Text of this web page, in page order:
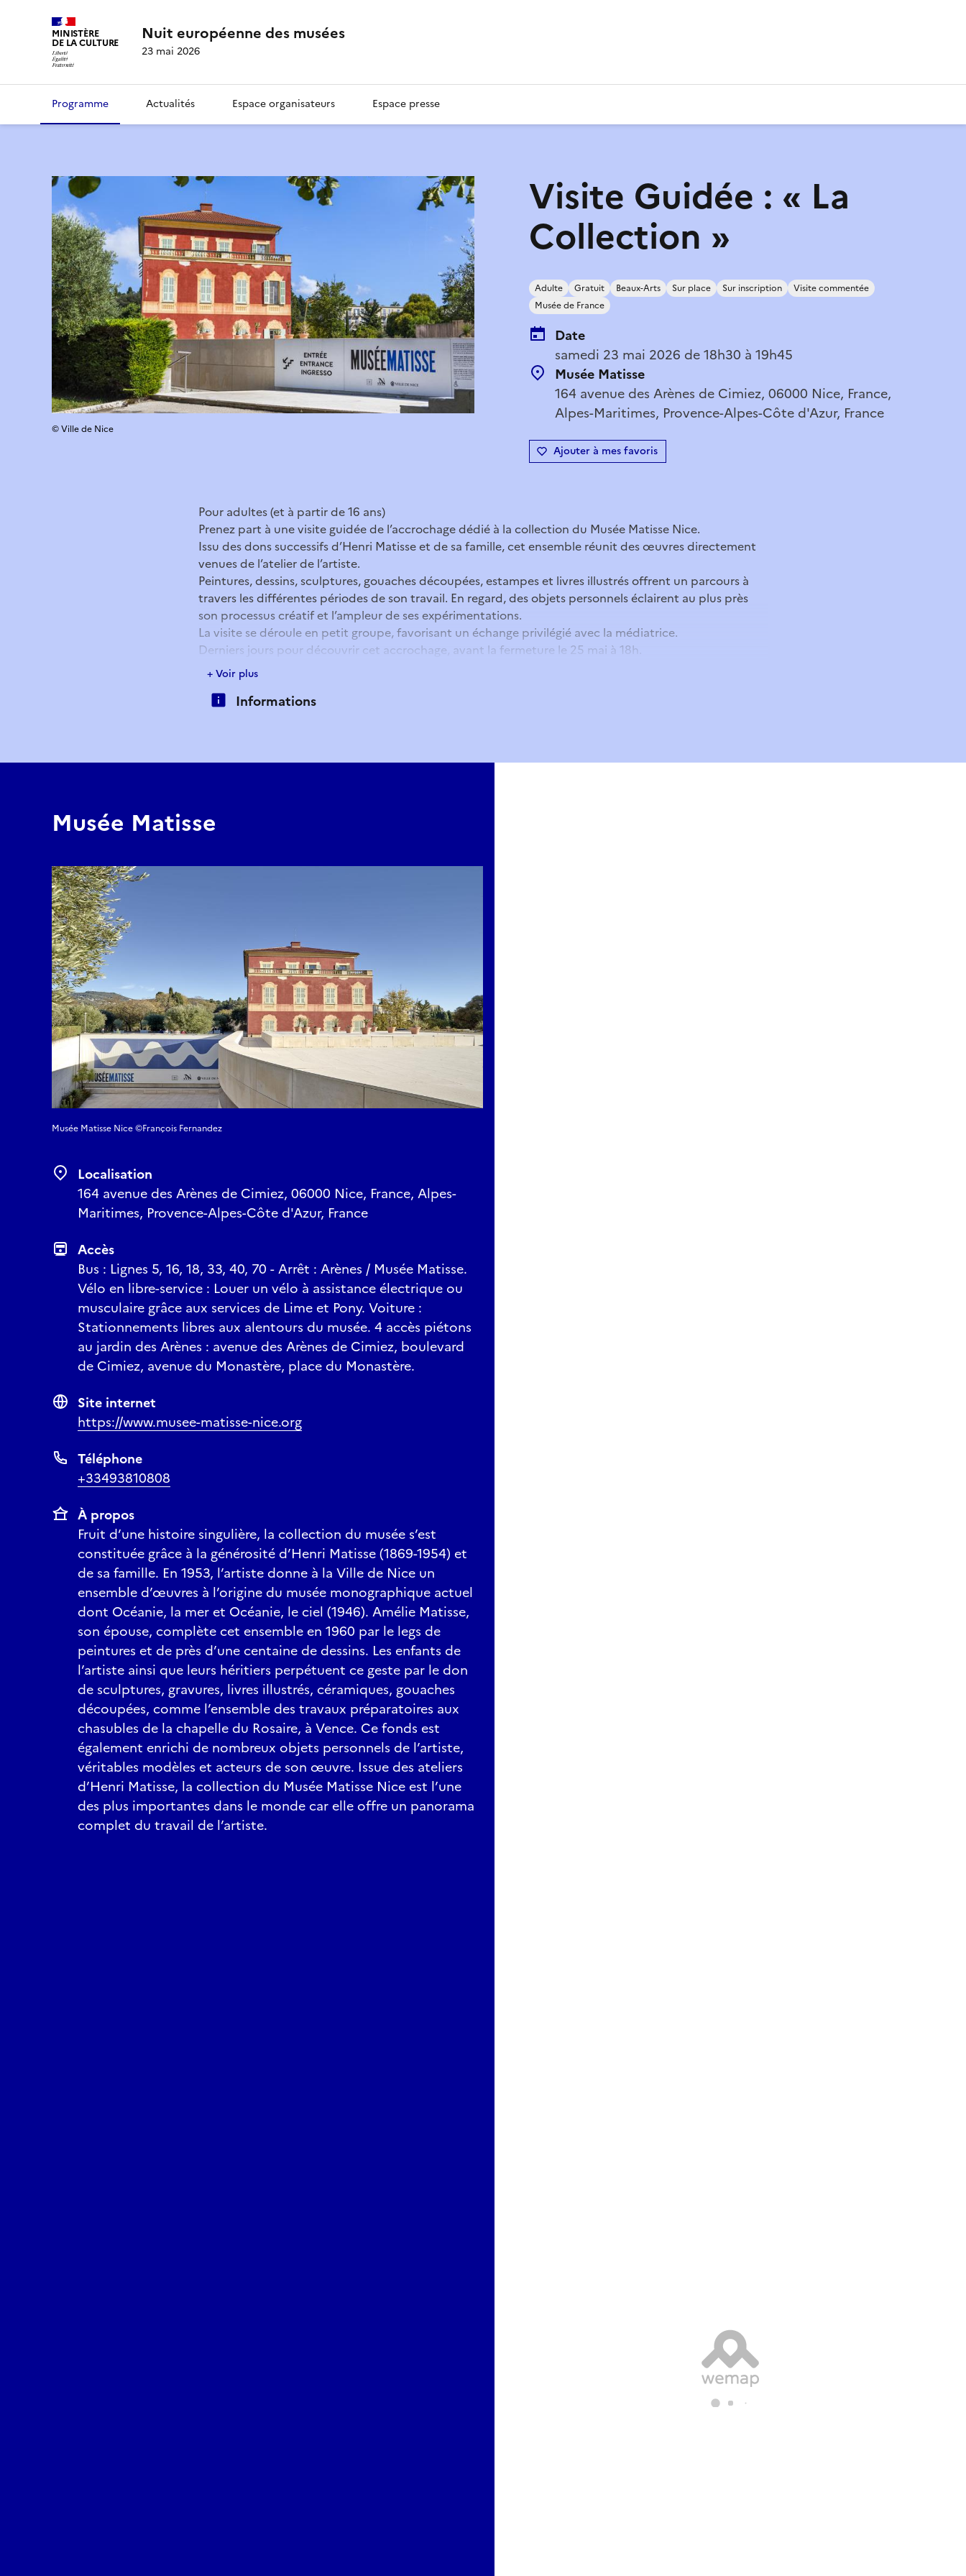
MINISTÈRE
DE LA CULTURE Nuit européenne des musées
23 mai 2026
Programme Actualités Espace organisateurs Espace presse
Visite Guidée : « La
Collection »
Adulte Gratuit Beaux-Arts Sur place Sur inscription
Visite commentée
Musée de France
Date
samedi 23 mai 2026 de 18h30 à 19h45
Musée Matisse
164 avenue des Arènes de Cimiez, 06000 Nice, France,
Alpes-Maritimes, Provence-Alpes-Côte d'Azur, France
Ajouter à mes favoris
© Ville de Nice
Pour adultes (et à partir de 16 ans)
Prenez part à une visite guidée de l’accrochage dédié à la collection du Musée Matisse Nice.
Issu des dons successifs d’Henri Matisse et de sa famille, cet ensemble réunit des œuvres directement
venues de l’atelier de l’artiste.
Peintures, dessins, sculptures, gouaches découpées, estampes et livres illustrés offrent un parcours à
travers les différentes périodes de son travail. En regard, des objets personnels éclairent au plus près
son processus créatif et l’ampleur de ses expérimentations.
La visite se déroule en petit groupe, favorisant un échange privilégié avec la médiatrice.
Derniers jours pour découvrir cet accrochage, avant la fermeture le 25 mai à 18h.
Places limitées. Réservations obligatoires
Durée : environ 1h15
Réserver
+ Voir plus
Informations
Musée Matisse
Musée Matisse Nice ©François Fernandez
Localisation
164 avenue des Arènes de Cimiez, 06000 Nice, France, Alpes-
Maritimes, Provence-Alpes-Côte d'Azur, France
Accès
Bus : Lignes 5, 16, 18, 33, 40, 70 - Arrêt : Arènes / Musée Matisse.
Vélo en libre-service : Louer un vélo à assistance électrique ou
musculaire grâce aux services de Lime et Pony. Voiture :
Stationnements libres aux alentours du musée. 4 accès piétons
au jardin des Arènes : avenue des Arènes de Cimiez, boulevard
de Cimiez, avenue du Monastère, place du Monastère.
Site internet
https://www.musee-matisse-nice.org
Téléphone
+33493810808
À propos
Fruit d’une histoire singulière, la collection du musée s’est
constituée grâce à la générosité d’Henri Matisse (1869-1954) et
de sa famille. En 1953, l’artiste donne à la Ville de Nice un
ensemble d’œuvres à l’origine du musée monographique actuel
dont Océanie, la mer et Océanie, le ciel (1946). Amélie Matisse,
son épouse, complète cet ensemble en 1960 par le legs de
peintures et de près d’une centaine de dessins. Les enfants de
l’artiste ainsi que leurs héritiers perpétuent ce geste par le don
de sculptures, gravures, livres illustrés, céramiques, gouaches
découpées, comme l’ensemble des travaux préparatoires aux
chasubles de la chapelle du Rosaire, à Vence. Ce fonds est
également enrichi de nombreux objets personnels de l’artiste,
véritables modèles et acteurs de son œuvre. Issue des ateliers
d’Henri Matisse, la collection du Musée Matisse Nice est l’une
des plus importantes dans le monde car elle offre un panorama
complet du travail de l’artiste.